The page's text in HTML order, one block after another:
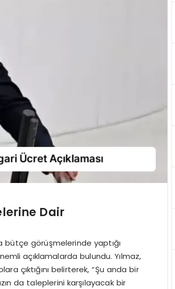
Dair
bütçe görüşmelerinde yaptığı
açıklamalarda bulundu. Yılmaz,
çıktığını belirterek, “Şu anda bir
da taleplerini karşılayacak bir